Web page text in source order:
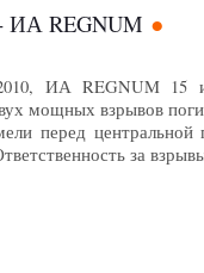
- ИА REGNUM
ИА REGNUM
мощных взрывов
перед центральной
за